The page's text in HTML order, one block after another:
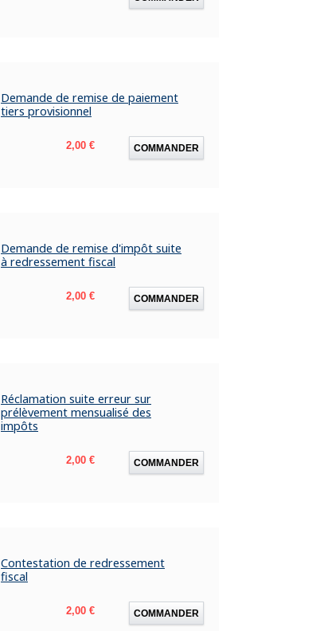
Demande de remise de paiement
tiers provisionnel
Prix
2,00 € COMMANDER
Demande de remise d'impôt suite
à redressement fiscal
Prix
2,00 € COMMANDER
Réclamation suite erreur sur
prélèvement mensualisé des
impôts
Prix
2,00 € COMMANDER
Contestation de redressement
fiscal
Prix
2,00 € COMMANDER